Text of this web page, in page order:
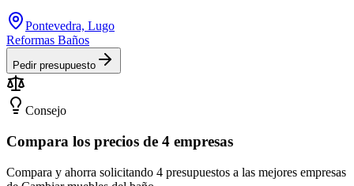
Pontevedra, Lugo
Reformas Baños
Pedir presupuesto
Consejo
Compara los precios de 4 empresas
Compara y ahorra solicitando 4 presupuestos a las mejores empresas